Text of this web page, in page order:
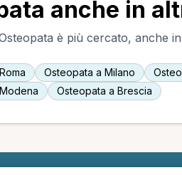
anche in
è più cercato, anche
Osteopata a Milano
Osteopata a Brescia